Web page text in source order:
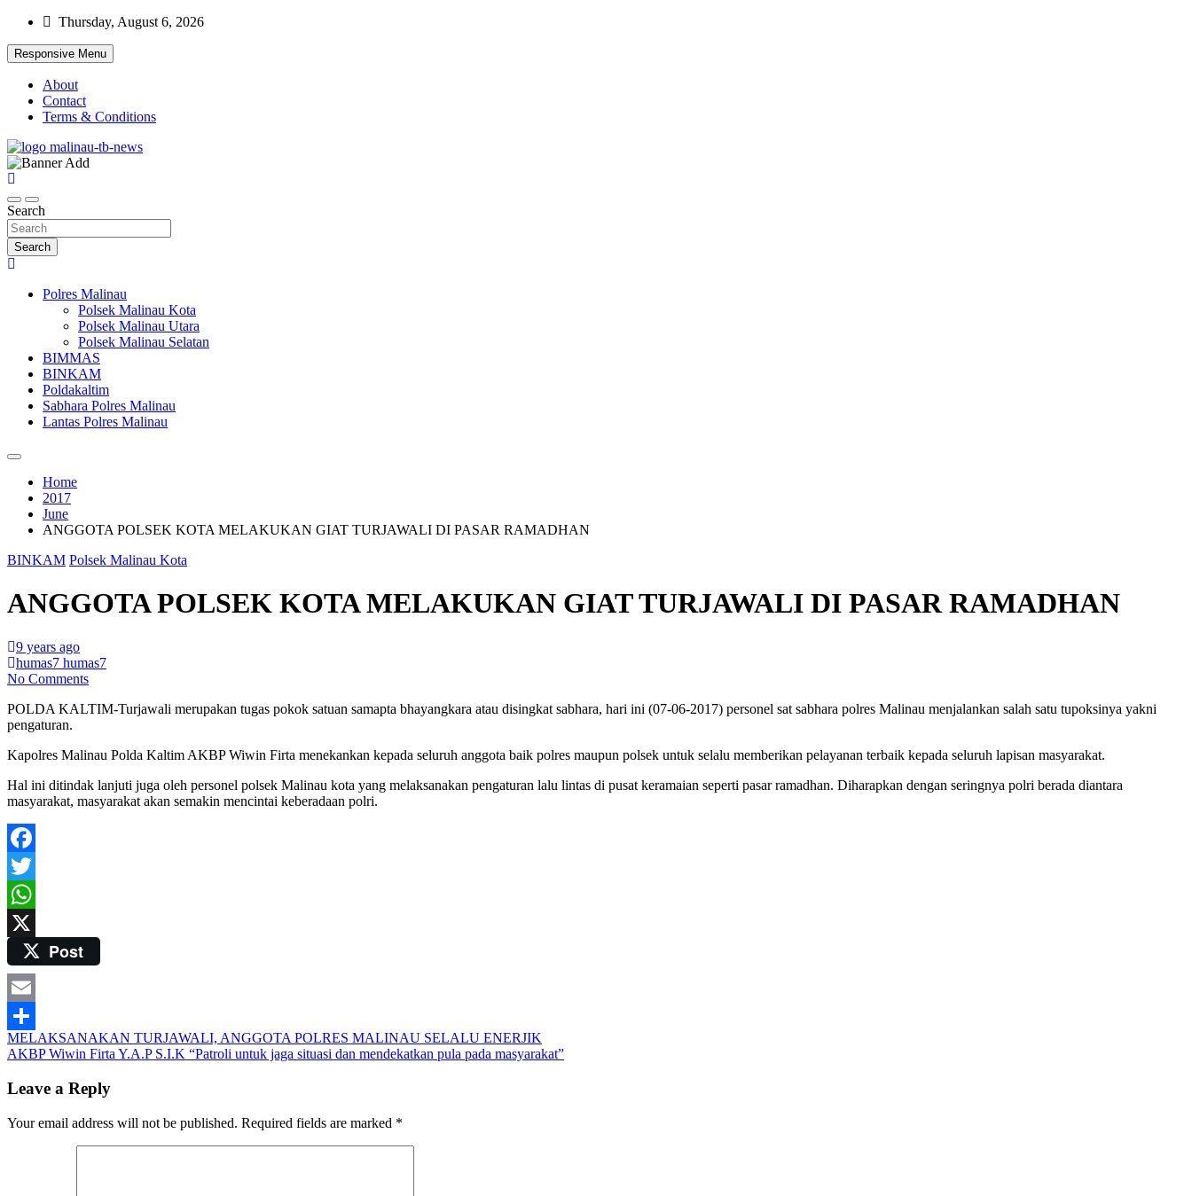
Skip
content
Thursday, August 6, 2026
Responsive Menu
About
Contact
Terms & Conditions
Pelangiresmalinau.com
Beranda Warta Bhayangkara
Search
Search
Polres Malinau
Polsek Malinau Kota
Polsek Malinau Utara
Polsek Malinau Selatan
BIMMAS
BINKAM
Poldakaltim
Sabhara Polres Malinau
Lantas Polres Malinau
Home
2017
June
ANGGOTA POLSEK KOTA MELAKUKAN GIAT TURJAWALI DI PASAR RAMADHAN
BINKAM Polsek Malinau Kota
ANGGOTA POLSEK KOTA MELAKUKAN GIAT TURJAWALI DI PASAR RAMADHAN
9 years ago
humas7 humas7
No Comments
POLDA KALTIM-Turjawali merupakan tugas pokok satuan samapta bhayangkara atau disingkat sabhara, hari ini (07-06-2017) personel sat sabhara polres Malinau menjalankan salah satu tupoksinya yakni
pengaturan.
Kapolres Malinau Polda Kaltim AKBP Wiwin Firta menekankan kepada seluruh anggota baik polres maupun polsek untuk selalu memberikan pelayanan terbaik kepada seluruh lapisan masyarakat.
Hal ini ditindak lanjuti juga oleh personel polsek Malinau kota yang melaksanakan pengaturan lalu lintas di pusat keramaian seperti pasar ramadhan. Diharapkan dengan seringnya polri berada diantara
masyarakat, masyarakat akan semakin mencintai keberadaan polri.
Facebook
Twitter
WhatsApp
Post
Email
Share
Post
navigation
MELAKSANAKAN TURJAWALI, ANGGOTA POLRES MALINAU SELALU ENERJIK
AKBP Wiwin Firta Y.A.P S.I.K “Patroli untuk jaga situasi dan mendekatkan pula pada masyarakat”
Leave a Reply
Your email address will not be published. Required fields are marked *